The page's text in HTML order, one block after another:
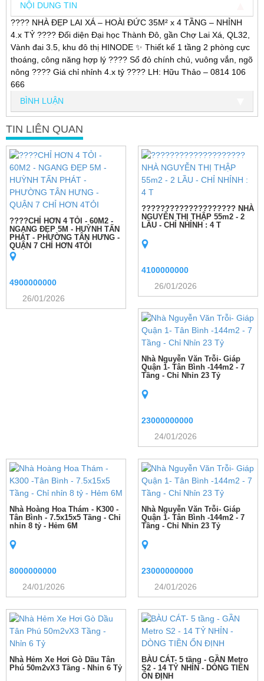
NỘI DUNG TIN
???? NHÀ ĐẸP LAI XÁ – HOÀI ĐỨC 35M² x 4 TẦNG – NHỈNH
4.x TỶ ???? Đối diện Đại học Thành Đô, gần Chợ Lai Xá, QL32,
Vành đai 3.5, khu đô thị HINODE ✨ Thiết kế 1 tầng 2 phòng cực
thoáng, công năng hợp lý ???? Sổ đỏ chính chủ, vuông vắn, ngõ
nông ???? Giá chỉ nhỉnh 4.x tỷ ???? LH: Hữu Thảo – 0814 106
666
BÌNH LUẬN
TIN LIÊN QUAN
????CHỈ HƠN 4 TỎI - 60M2 -
NGANG ĐẸP 5M - HUỲNH TẤN
PHÁT - PHƯỜNG TÂN HƯNG -
QUẬN 7 CHỈ HƠN 4TỎI
4900000000
26/01/2026
???????????????????? NHÀ
NGUYỄN THỊ THẬP 55m2 - 2
LẦU - CHỈ NHỈNH : 4 T
4100000000
26/01/2026
Nhà Nguyễn Văn Trỗi- Giáp
Quận 1- Tân Bình -144m2 - 7
Tầng - Chỉ Nhỉn 23 Tỷ
23000000000
24/01/2026
Nhà Hoàng Hoa Thám - K300 -
Tân Bình - 7.5x15x5 Tầng - Chỉ
nhỉn 8 tỷ - Hẻm 6M
8000000000
24/01/2026
Nhà Nguyễn Văn Trỗi- Giáp
Quận 1- Tân Bình -144m2 - 7
Tầng - Chỉ Nhỉn 23 Tỷ
23000000000
24/01/2026
Nhà Hẻm Xe Hơi Gò Dầu Tân
Phú 50m2vX3 Tầng - Nhỉn 6 Tỷ
BÀU CÁT- 5 tầng - GẦN Metro
S2 - 14 TỶ NHỈN - DÒNG TIỀN
ỔN ĐỊNH